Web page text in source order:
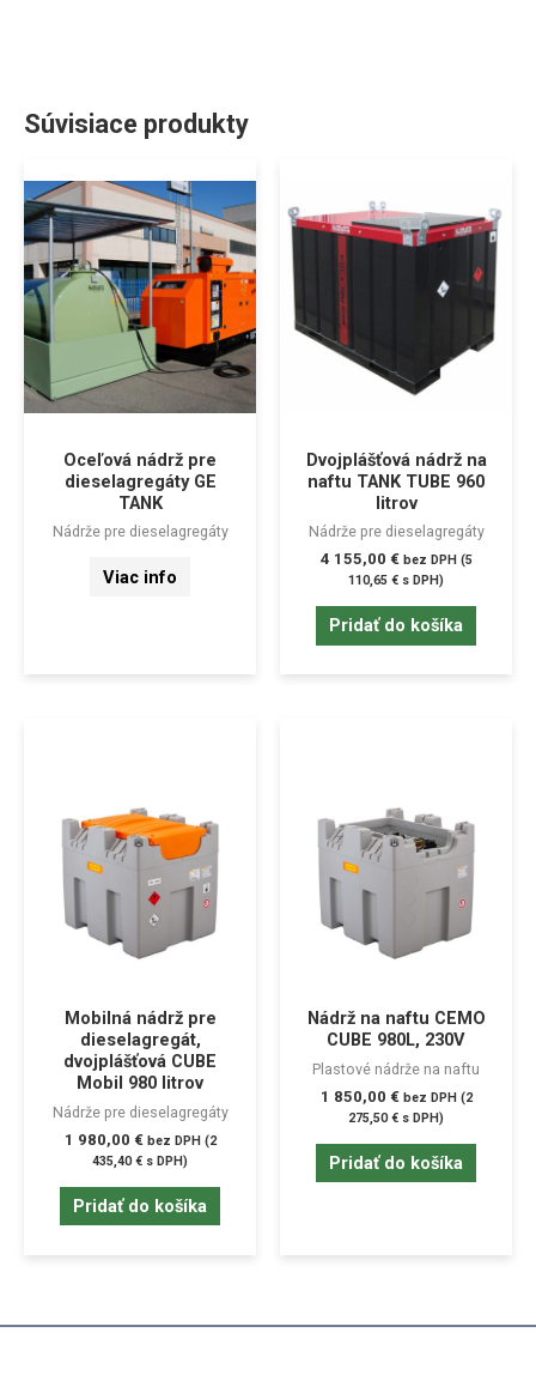
Súvisiace produkty
Oceľová nádrž pre
dieselagregáty GE
TANK
Nádrže pre dieselagregáty
Viac info
Dvojplášťová nádrž na
naftu TANK TUBE 960
litrov
Nádrže pre dieselagregáty
4 155,00 € bez DPH (5
110,65 € s DPH)
Pridať do košíka
Mobilná nádrž pre
dieselagregát,
dvojplášťová CUBE
Mobil 980 litrov
Nádrže pre dieselagregáty
1 980,00 € bez DPH (2
435,40€ s DPH)
Pridať do košíka
Nádrž na naftu CEMO
CUBE 980L, 230V
Plastové nádrže na naftu
1 850,00 € bez DPH (2
275,50€ s DPH)
Pridať do košíka